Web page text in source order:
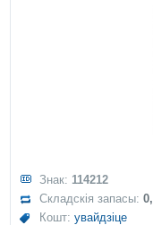
Знак: 114212
Складскія запасы:0,
Кошт:увайдзіце